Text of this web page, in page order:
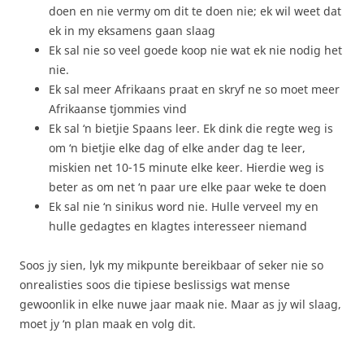
doen en nie vermy om dit te doen nie; ek wil weet dat
ek in my eksamens gaan slaag
Ek sal nie so veel goede koop nie wat ek nie nodig het
nie.
Ek sal meer Afrikaans praat en skryf ne so moet meer
Afrikaanse tjommies vind
Ek sal ‘n bietjie Spaans leer. Ek dink die regte weg is
om ‘n bietjie elke dag of elke ander dag te leer,
miskien net 10-15 minute elke keer. Hierdie weg is
beter as om net ‘n paar ure elke paar weke te doen
Ek sal nie ‘n sinikus word nie. Hulle verveel my en
hulle gedagtes en klagtes interesseer niemand
Soos jy sien, lyk my mikpunte bereikbaar of seker nie so
onrealisties soos die tipiese beslissigs wat mense
gewoonlik in elke nuwe jaar maak nie. Maar as jy wil slaag,
moet jy ‘n plan maak en volg dit.